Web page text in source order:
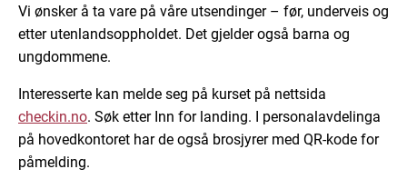
Vi ønsker å ta vare på våre utsendinger – før, underveis og
etter utenlandsoppholdet. Det gjelder også barna og
ungdommene.
Interesserte kan melde seg på kurset på nettsida
checkin.no. Søk etter Inn for landing. I personalavdelinga
på hovedkontoret har de også brosjyrer med QR-kode for
påmelding.